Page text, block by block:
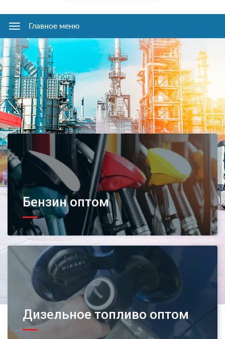
Главное
меню
Главное меню
Бензин оптом
Дизельное топливо оптом